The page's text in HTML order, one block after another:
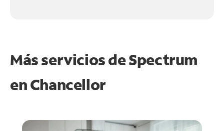
Más servicios de Spectrum
enChancellor